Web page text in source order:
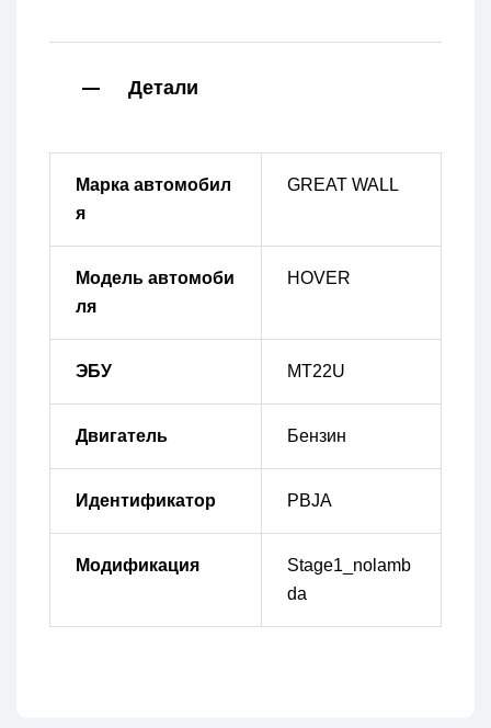
Детали
Марка автомобил
я
GREAT WALL
Модель автомоби
ля
HOVER
ЭБУ MT22U
Двигатель Бензин
Идентификатор PBJA
Модификация
Stage1_nolamb
da